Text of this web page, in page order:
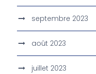
septembre 2023
août 2023
juillet 2023